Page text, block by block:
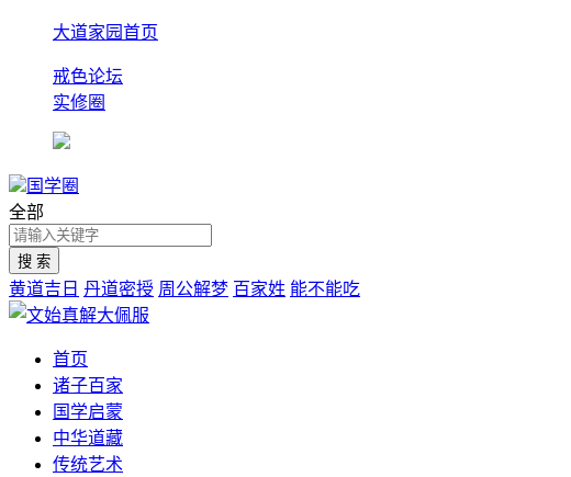
大道家园首页
戒色论坛
实修圈
国学圈
全部
黄道吉日 丹道密授 周公解梦 百家姓 能不能吃
首页
诸子百家
国学启蒙
中华道藏
传统艺术